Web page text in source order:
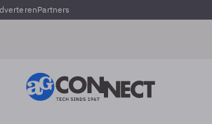
Partners